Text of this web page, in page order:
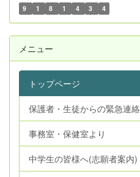
9 1 8 1 4 3 4
メニュー
トップページ
保護者・生徒からの緊急連絡
事務室・保健室より
中学生の皆様へ(志願者案内)